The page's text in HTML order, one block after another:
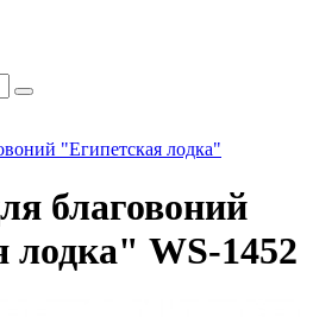
"Египетская лодка"
благовоний
лодка" WS-1452